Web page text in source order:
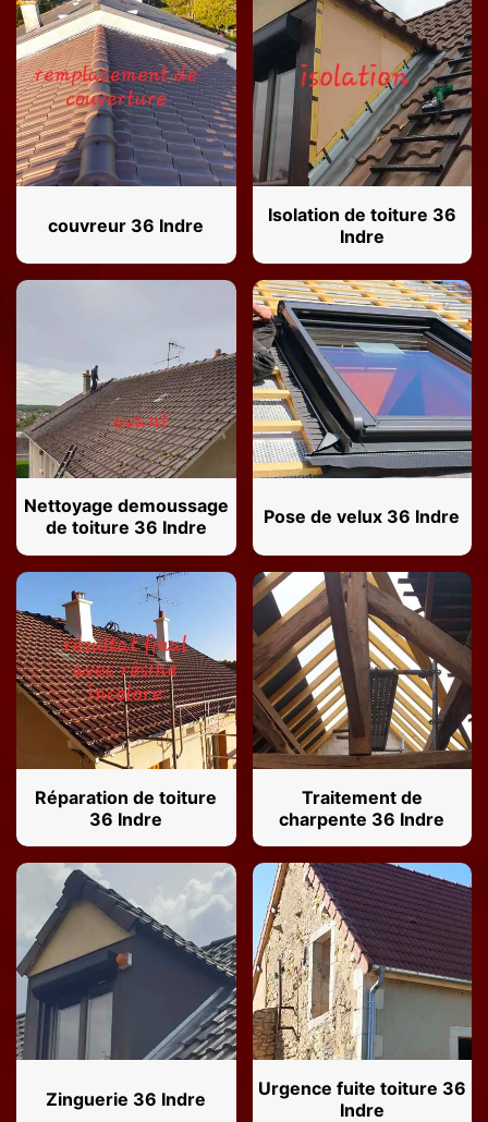
couvreur 36 Indre
Isolation de toiture 36
Indre
Nettoyage demoussage
de toiture 36 Indre
Pose de velux 36 Indre
Réparation de toiture
36 Indre
Traitement de
charpente 36 Indre
Zinguerie 36 Indre
Urgence fuite toiture 36
Indre